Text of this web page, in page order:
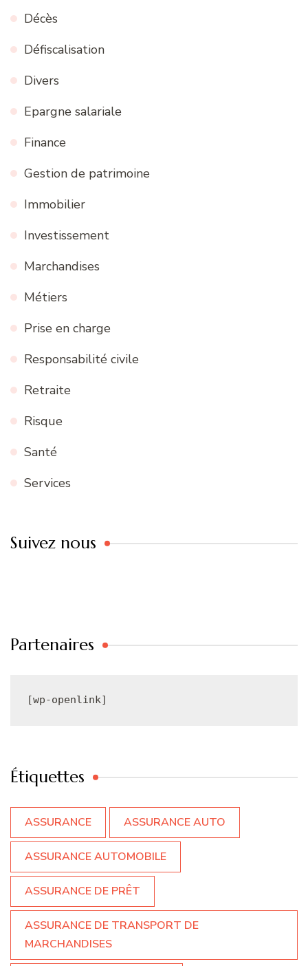
Décès
Défiscalisation
Divers
Epargne salariale
Finance
Gestion de patrimoine
Immobilier
Investissement
Marchandises
Métiers
Prise en charge
Responsabilité civile
Retraite
Risque
Santé
Services
Suivez nous
Partenaires
[wp-openlink]
Étiquettes
ASSURANCE ASSURANCE AUTO
ASSURANCE AUTOMOBILE
ASSURANCE DE PRÊT
ASSURANCE DE TRANSPORT DE
MARCHANDISES